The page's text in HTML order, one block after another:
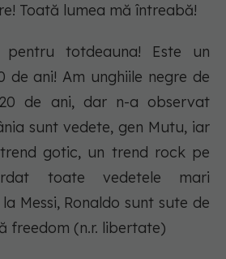
Toată lumea mă întreabă!
totdeauna! Este un
de ani! Am unghiile negre de
de ani, dar n-a observat
sunt vedete, gen Mutu, iar
gotic, un trend rock pe
toate vedetele mari
Messi, Ronaldo sunt sute de
freedom (n.r. libertate)